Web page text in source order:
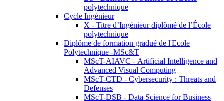
polytechnique
Cycle Ingénieur
X - Titre d’Ingénieur diplômé de l’École
polytechnique
Diplôme de formation gradué de l'Ecole
Polytechnique -MSc&T
MScT-AIAVC - Artificial Intelligence and
Advanced Visual Computing
MScT-CTD - Cybersecurity : Threats and
Defenses
MScT-DSB - Data Science for Business